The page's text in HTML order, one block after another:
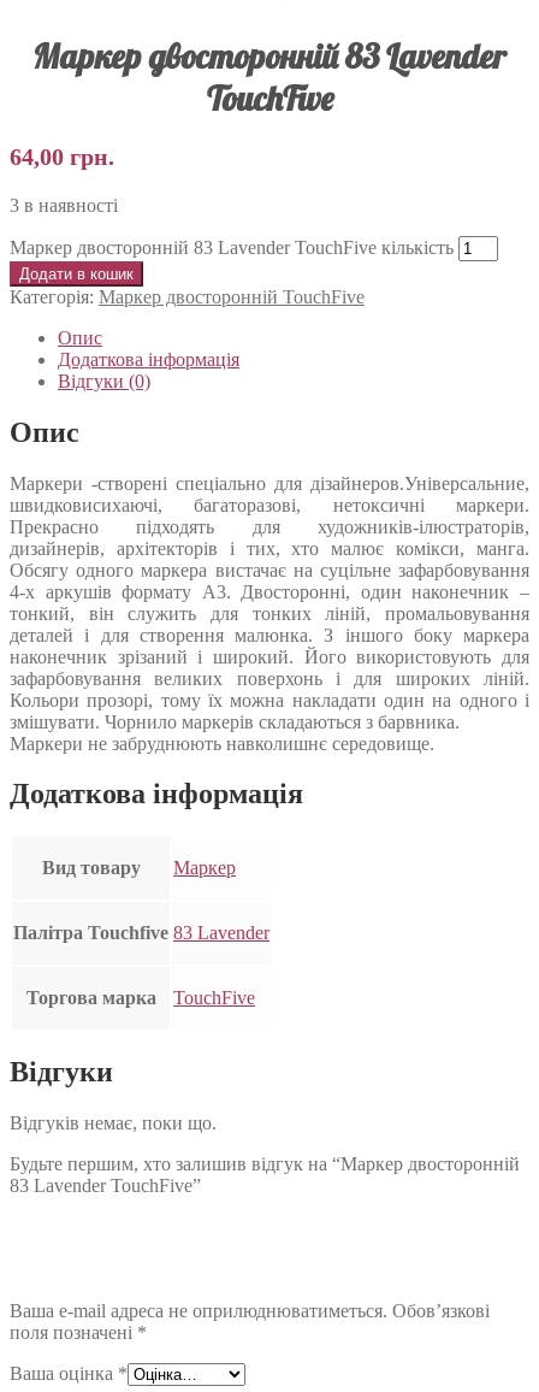
Маркер двосторонній 83 Lavender
TouchFive
64,00 грн.
3 в наявності
Маркер двосторонній 83 Lavender TouchFive кількість
Додати в кошик
Категорія: Маркер двосторонній TouchFive
Опис
Додаткова інформація
Відгуки (0)
Опис
Маркери -створені спеціально для дізайнеров.Універсальние,
швидковисихаючі, багаторазові, нетоксичні маркери.
Прекрасно підходять для художників-ілюстраторів,
дизайнерів, архітекторів і тих, хто малює комікси, манга.
Обсягу одного маркера вистачає на суцільне зафарбовування
4-х аркушів формату А3. Двосторонні, один наконечник –
тонкий, він служить для тонких ліній, промальовування
деталей і для створення малюнка. З іншого боку маркера
наконечник зрізаний і широкий. Його використовують для
зафарбовування великих поверхонь і для широких ліній.
Кольори прозорі, тому їх можна накладати один на одного і
змішувати. Чорнило маркерів складаються з барвника.
Маркери не забруднюють навколишнє середовище.
Додаткова інформація
Вид товару Маркер
Палітра Touchfive 83 Lavender
Торгова марка TouchFive
Відгуки
Відгуків немає, поки що.
Будьте першим, хто залишив відгук на “Маркер двосторонній
83 Lavender TouchFive”
Ваша e-mail адреса не оприлюднюватиметься. Обов’язкові
поля позначені *
Ваша оцінка *